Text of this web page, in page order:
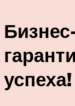
успеха!